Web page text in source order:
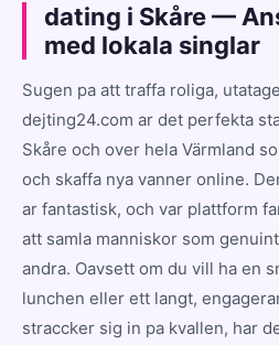
dating i Skåre —
med lokala singlar
Sugen pa att traffa roliga,
dejting24.com ar det perfekta
Skåre och over hela Värmland
och skaffa nya vanner online.
ar fantastisk, och var plattform
att samla manniskor som
andra. Oavsett om du vill ha en
lunchen eller ett langt,
straccker sig in pa kvallen, har